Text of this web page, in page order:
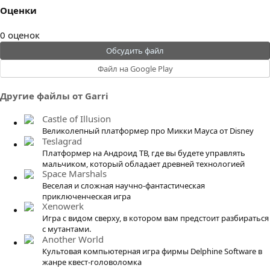
Оценки
0
.
0
в
0 оценок
Обсудить файл
Файл на Google Play
Другие файлы от Garri
Castle of Illusion
Великолепный платформер про Микки Мауса от Disney
Teslagrad
Платформер на Андроид ТВ, где вы будете управлять
мальчиком, который обладает древней технологией
Space Marshals
Веселая и сложная научно-фантастическая
приключенческая игра
Xenowerk
Игра с видом сверху, в котором вам предстоит разбираться
с мутантами.
Another World
Культовая компьютерная игра фирмы Delphine Software в
жанре квест-головоломка